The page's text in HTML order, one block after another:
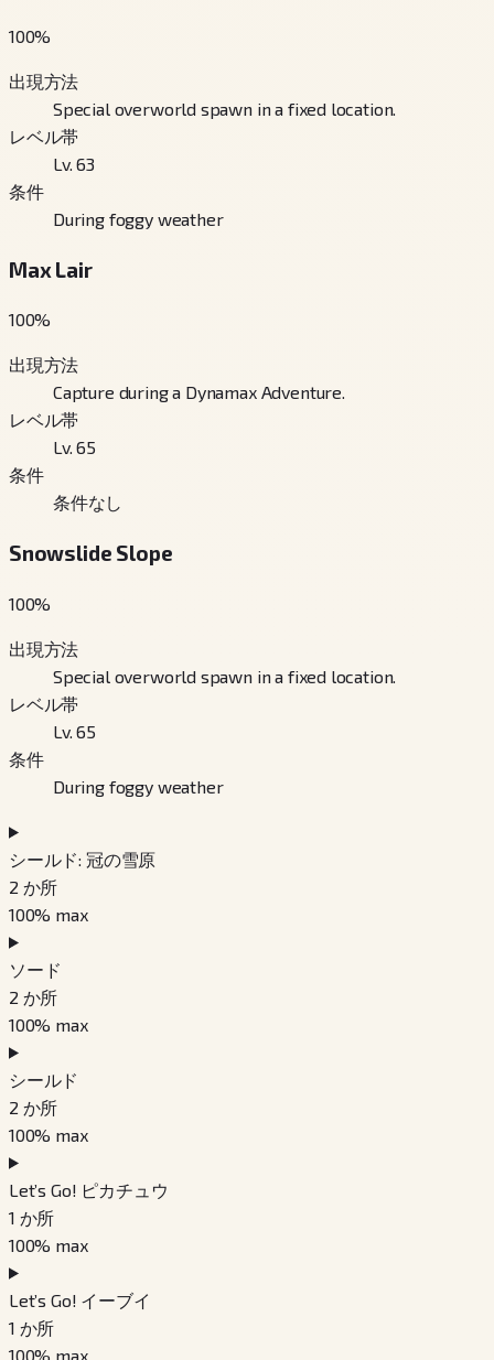
100%
出現方法
Special overworld spawn in a fixed location.
レベル帯
Lv. 63
条件
During foggy weather
Max Lair
100%
出現方法
Capture during a Dynamax Adventure.
レベル帯
Lv. 65
条件
条件なし
Snowslide Slope
100%
出現方法
Special overworld spawn in a fixed location.
レベル帯
Lv. 65
条件
During foggy weather
シールド: 冠の雪原
2 か所
100% max
ソード
2 か所
100% max
シールド
2 か所
100% max
Let’s Go! ピカチュウ
1 か所
100% max
Let’s Go! イーブイ
1 か所
100% max